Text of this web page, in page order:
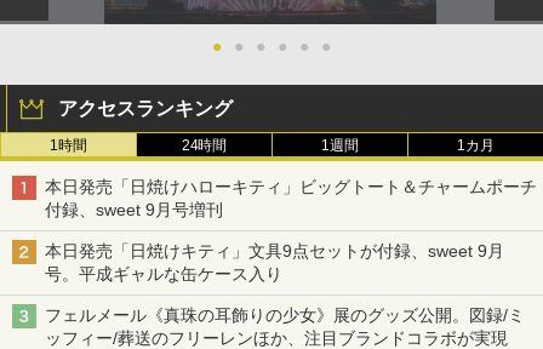
● ● ● ● ● ●
アクセスランキング
1時間 24時間 1週間 1カ月
本日発売「日焼けハローキティ」ビッグトート＆チャームポーチ
付録、sweet 9月号増刊
本日発売「日焼けキティ」文具9点セットが付録、sweet 9月
号。平成ギャルな缶ケース入り
フェルメール《真珠の耳飾りの少女》展のグッズ公開。図録/ミ
ッフィー/葬送のフリーレンほか、注目ブランドコラボが実現